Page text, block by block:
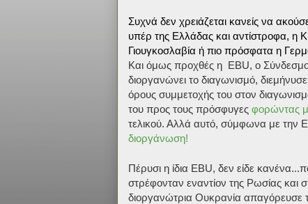
Συχνά δεν χρειάζεται κανείς να
υπέρ της Ελλάδας και αντίστροφα, η
Γιουγκοσλαβία ή πιο πρόσφατα η
Και όμως προχθές η EBU, ο
διοργανώνει το διαγωνισμό,
όρους συμμετοχής του στον
του προς τους πρόσφυγες φορώντας
τελικού. Αλλά αυτό, σύμφωνα με την
διοργάνωση!
Πέρυσι η ίδια EBU, δεν είδε
στρέφονταν εναντίον της Ρωσίας
διοργανώτρια Ουκρανία απαγόρευσε